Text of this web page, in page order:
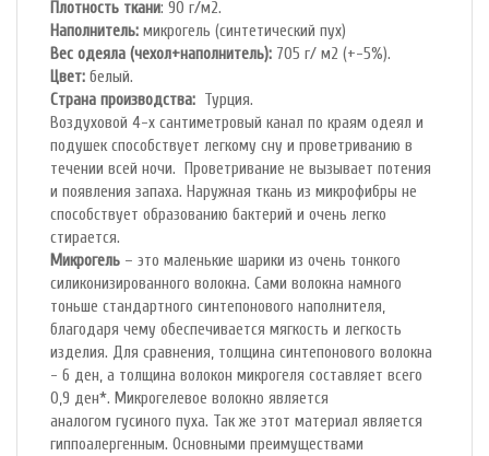
Плотность ткани: 90 г/м2.
Наполнитель: микрогель (синтетический пух)
Вес одеяла (чехол+наполнитель): 705 г/ м2 (+-5%).
Цвет: белый.
Страна производства: Турция.
Воздуховой 4-х сантиметровый канал по краям одеял и
подушек способствует легкому сну и проветриванию в
течении всей ночи. Проветривание не вызывает потения
и появления запаха. Наружная ткань из микрофибры не
способствует образованию бактерий и очень легко
стирается.
Микрогель – это маленькие шарики из очень тонкого
силиконизированного волокна. Сами волокна намного
тоньше стандартного синтепонового наполнителя,
благодаря чему обеспечивается мягкость и легкость
изделия. Для сравнения, толщина синтепонового волокна
- 6 ден, а толщина волокон микрогеля составляет всего
0,9 ден*. Микрогелевое волокно является
аналогом гусиного пуха. Так же этот материал является
гиппоалергенным. Основными преимуществами